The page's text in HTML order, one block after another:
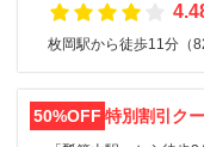
枚岡駅から徒歩11分（
50%OFF 特別割引ク